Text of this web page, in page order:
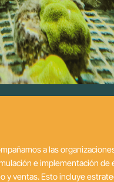
a las
e implementación de
y ventas. Esto incluye